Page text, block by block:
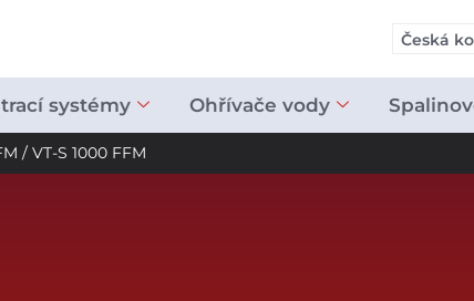
Česká
systémy Ohřívače vody
/ VT-S 1000 FFM